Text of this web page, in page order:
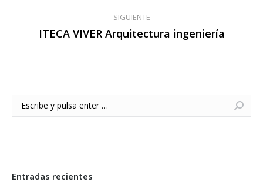
publicaciones
SIGUIENTE
Publicación
ITECA VIVER Arquitectura ingeniería
Buscar:
Entradas recientes